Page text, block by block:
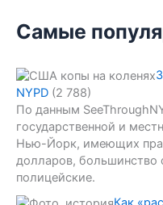
Самые
NYPD (2 788)
По данным
государственной и
Нью-Йорк, имеющих
долларов,
полицейские.